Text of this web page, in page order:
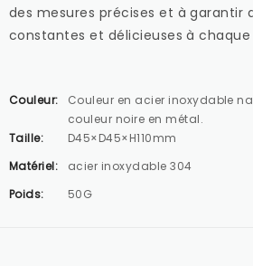
des mesures précises et à garantir
constantes et délicieuses à chaque
Couleur:
Couleur en acier inoxydable
couleur noire en métal.
Taille:
D45×D45×H110mm
Matériel:
acier inoxydable 304
Poids:
50G